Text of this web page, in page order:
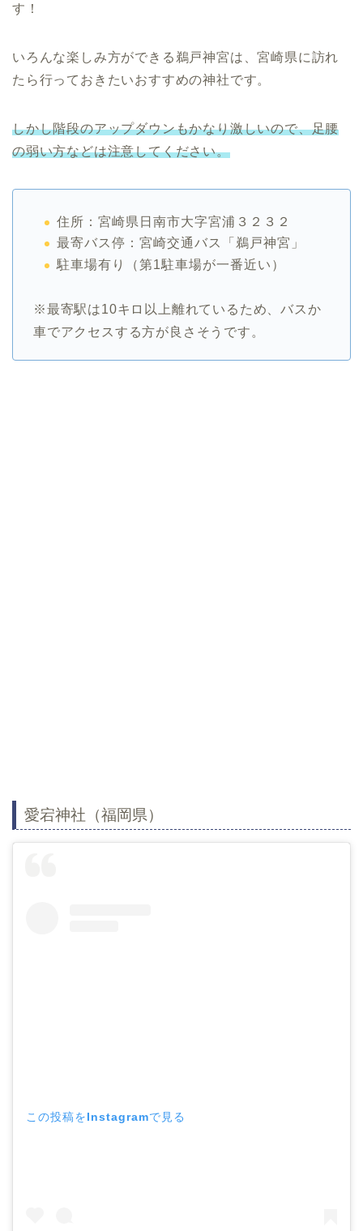
す！
いろんな楽しみ方ができる鵜戸神宮は、宮崎県に訪れ
たら行っておきたいおすすめの神社です。
しかし階段のアップダウンもかなり激しいので、足腰
の弱い方などは注意してください。
住所：宮崎県日南市大字宮浦３２３２
最寄バス停：宮崎交通バス「鵜戸神宮」
駐車場有り（第1駐車場が一番近い）
※最寄駅は10キロ以上離れているため、バスか
車でアクセスする方が良さそうです。
愛宕神社（福岡県）
この投稿をInstagramで見る